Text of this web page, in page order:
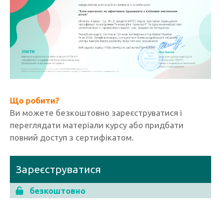
Що робити?
Ви можете безкоштовно зареєструватися і
переглядати матеріали курсу або придбати
повний доступ з сертифікатом.
Зареєструватися
безкоштовно